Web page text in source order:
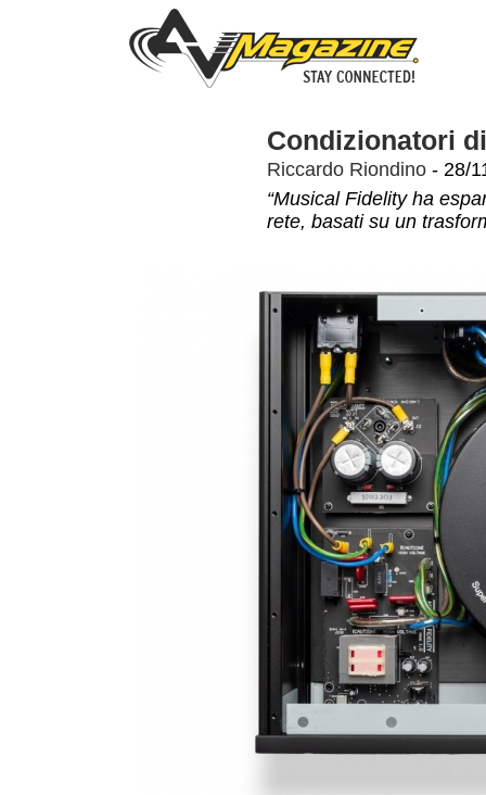
Condizionatori
Riccardo Riondino- 28/
“Musical Fidelity ha
rete, basati su un